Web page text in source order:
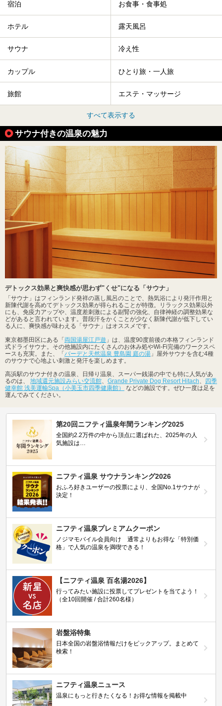
宿泊 お食事・食事処
ホテル 露天風呂
サウナ 冷え性
カップル ひとり旅・一人旅
旅館 エステ・マッサージ
すべて表示する
サウナ付きの温泉の魅力
デトックス効果と爽快感が思わず"くせ"になる「サウナ」
「サウナ」はフィンランド発祥の蒸し風呂のことで、熱気浴により発汗作用と
新陳代謝を高めてデトックス効果が得られることが特徴。リラックス効果以外
にも、免疫力アップや、温度差刺激による副腎の強化、自律神経の調整効果な
どがあると言われています。普段汗をかくことが少なく新陳代謝が低下してい
る人に、爽快感が味わえる「サウナ」はオススメです。
東京都墨田区にある「 両国湯屋江戸遊 」は、温度90度前後の本格フィンランド
式ドライサウナ。その他施設内にたくさんのお休み処やWi-Fi完備のワークスペ
ースも充実。また、「 バーデと天然温泉 豊島園 庭の湯 」屋外サウナを含む4種
のサウナで心地よい刺激と発汗を楽しめます。
高浜駅のサウナ付きの温泉、日帰り温泉、スーパー銭湯の中でも特に人気があ
るのは、 地域還元施設みらい交流館、 Grande Private Dog Resort Hitach、
四季
健幸館 浅美運輸Spa（小美玉市四季健康館）
などの施設です。ぜひ一度は足を
運んでみてください。
第20回ニフティ温泉年間ランキング2025
全国約2.2万件の中から頂点に選ばれた、2025年の人
気施設は…
ニフティ温泉 サウナランキング2026
おふろ好きユーザーの投票により、全国No.1サウナが
決定！
ニフティ温泉プレミアムクーポン
ノジマモバイル会員向け 通常よりもお得な「特別価
格」で人気の温泉を満喫できる！
【ニフティ温泉 百名湯2026】
行ってみたい施設に投票してプレゼントを当てよう！
（全10回開催 / 合計260名様）
岩盤浴特集
日本全国の岩盤浴情報だけをピックアップ。まとめて
検索！
ニフティ温泉ニュース
温泉にもっと行きたくなる！お得な情報を掲載中